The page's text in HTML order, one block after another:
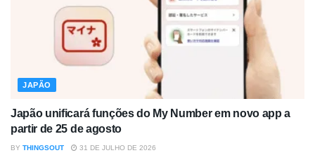
JAPÃO
Japão unificará funções do My Number em novo app a
partir de 25 de agosto
BY THINGSOUT 31 DE JULHO DE 2026